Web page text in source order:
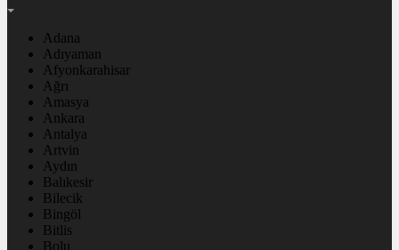
Adana
Adıyaman
Afyonkarahisar
Ağrı
Amasya
Ankara
Antalya
Artvin
Aydın
Balıkesir
Bilecik
Bingöl
Bitlis
Bolu